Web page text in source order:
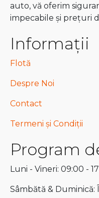
auto, vă oferim
impecabile și prețuri
Informații
Flotă
Despre Noi
Contact
Termeni și Condiții
Program
Luni - Vineri: 09:00 -
Sâmbătă & Duminică: